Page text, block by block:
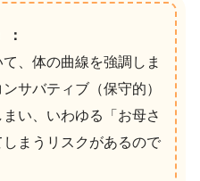
：
、体の曲線を強調しま
サバティブ（保守的）
い、いわゆる「お母さ
まうリスクがあるので